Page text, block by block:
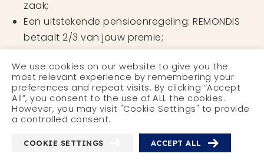
zaak;
Een uitstekende pensioenregeling: REMONDIS
betaalt 2/3 van jouw premie;
Volop kansen voor persoonlijke en
professionele groei;
Alle voordelen van de cao
Beroepsgoederenvervoer.
We use cookies on our website to give you the
most relevant experience by remembering your
preferences and repeat visits. By clicking “Accept
All”, you consent to the use of ALL the cookies.
However, you may visit "Cookie Settings" to provide
a controlled consent.
COOKIE SETTINGS ACCEPT ALL